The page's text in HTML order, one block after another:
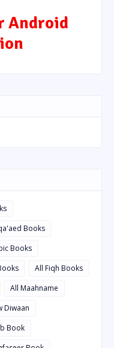
Android
Books
Books
All Fiqh Books
All Maahname
Diwaan
Book